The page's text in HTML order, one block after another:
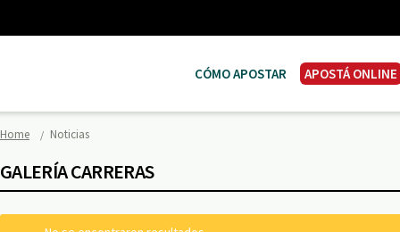
CÓMO APOSTAR APOSTÁ ONLINE
Home Noticias
GALERÍA CARRERAS